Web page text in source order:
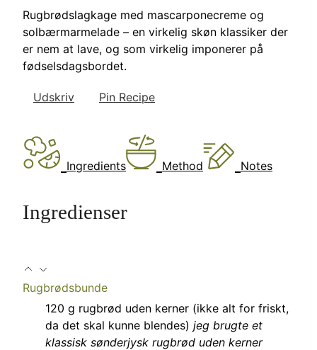
Rugbrødslagkage med mascarponecreme og
solbærmarmelade – en virkelig skøn klassiker der
er nem at lave, og som virkelig imponerer på
fødselsdagsbordet.
Udskriv Pin Recipe
Ingredients Method Notes
Ingredienser
Rugbrødsbunde
120 g rugbrød uden kerner (ikke alt for friskt,
da det skal kunne blendes) jeg brugte et
klassisk sønderjysk rugbrød uden kerner